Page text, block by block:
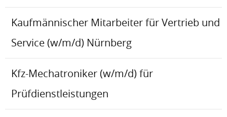
Kaufmännischer Mitarbeiter für Vertrieb und
Service (w/m/d) Nürnberg
Kfz-Mechatroniker (w/m/d) für
Prüfdienstleistungen